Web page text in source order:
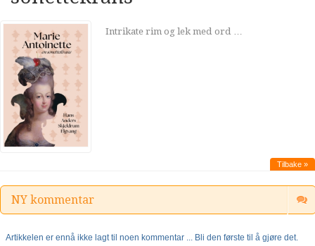
Intrikate rim og lek med ord …
Tilbake »
NY kommentar
Artikkelen er ennå ikke lagt til noen kommentar ... Bli den første til å gjøre det.